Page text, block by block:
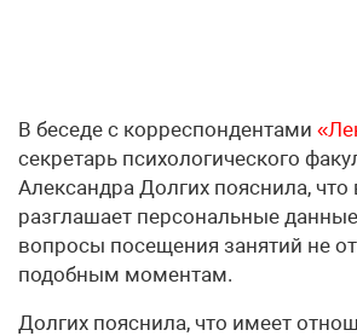
В беседе с корреспондентами
секретарь психологического
Александра Долгих пояснила, что
разглашает персональные
вопросы посещения занятий не
подобным моментам.
Долгих пояснила, что имеет